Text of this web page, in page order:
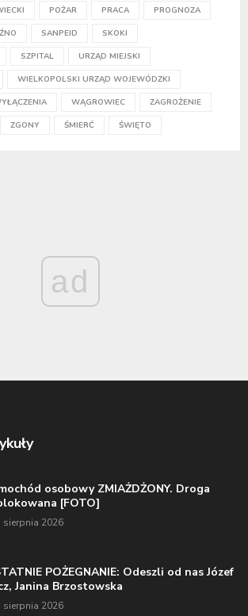
POŻAR PRACA PROGNOZA
SANPEID SKOKI
SZPITAL URZĄD MIEJSKI
WIELKOPOLSKI URZĄD WOJEWÓDZKI
WĄGROWIEC ZAGROŻENIE
ZGONY ŚMIERĆ ŚWIĘTO
ad
osobowy ZMIAŻDŻONY. Droga
[FOTO]
sierpnia 2026
POŻEGNANIE: Odeszli od nas Józef
Janina Brzostowska
sierpnia 2026